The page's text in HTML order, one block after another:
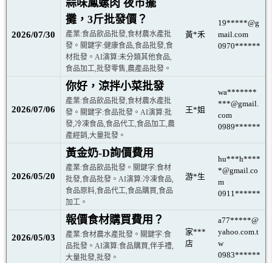
2026/07/30
蒜味鳳螺肉 夜市擺
攤，3斤批發價？
產業:食品飲品批發,食材農水產批
發。關鍵字:健康食品,食品批發,食
材批發。AI演算:未分類其他食品,
食品加工,批發零售,農產品批發。
黃*禾
19*****@g
mail.com
0970******
2026/07/06
你好，涼拌小菜批發
產業:食品飲品批發,食材農水產批
發。關鍵字:食品批發。AI演算:批
發,冷凍食品,食品代工,食品加工,農
產經銷,大量批發。
王*姐
wa*******
***@gmail.
com
0989******
2026/05/20
黃金奶-D詢價費用
產業:食品飲品批發。關鍵字:食材
批發,食品批發。AI演算:冷凍食品,
食品原料,食品代工,食品購買,食品
加工。
游*生
hu***h****
*@gmail.co
m
0911******
2026/05/03
報價食材購買費用？
產業:食材農水產批發。關鍵字:食
品批發。AI演算:食品購買,伴手禮,
大量批發,批發。
家***
店
a77*****@
yahoo.com.t
w
0983******